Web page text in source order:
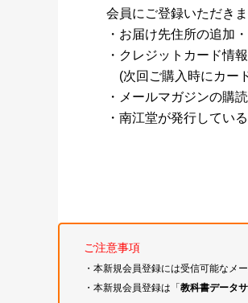
会員にご登録いただき
・お届け先住所の追加
・クレジットカード情
(次回ご購入時にカー
・メールマガジンの購
・南江堂が発行してい
ご注意事項
・本新規会員登録には受信可能なメ
・本新規会員登録は「教科書データ